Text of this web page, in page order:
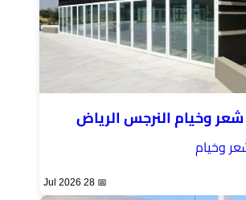
وخيام النرجس الرياض
وخيام
📅 28 Jul 2026